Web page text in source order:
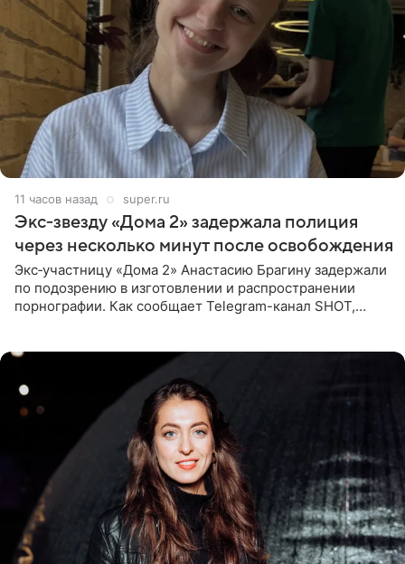
11 часов назад super.ru
Экс‑звезду «Дома 2» задержала полиция
через несколько минут после освобождения
Экс‑участницу «Дома 2» Анастасию Брагину задержали
по подозрению в изготовлении и распространении
порнографии. Как сообщает Telegram-канал SHOT,